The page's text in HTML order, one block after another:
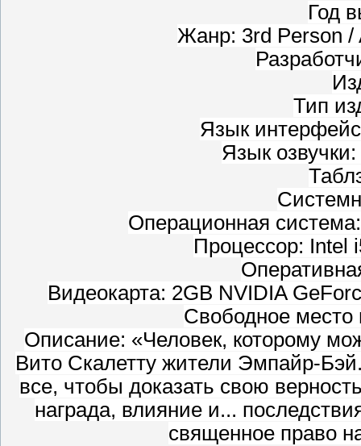
Год
Жанр: 3rd Person /
Тип
Язык
Язык
Операционная
Процессор: Intel
Видеокарта: 2GB NVIDIA
Свободное место
Описание: «Человек, которому
Вито Скалетту жители Эмпайр-
все, чтобы доказать свою
награда, влияние и...
священное право